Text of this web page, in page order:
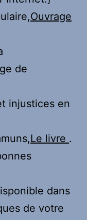
Ouvrage
de
injustices en
Le livre .
dans
de votre